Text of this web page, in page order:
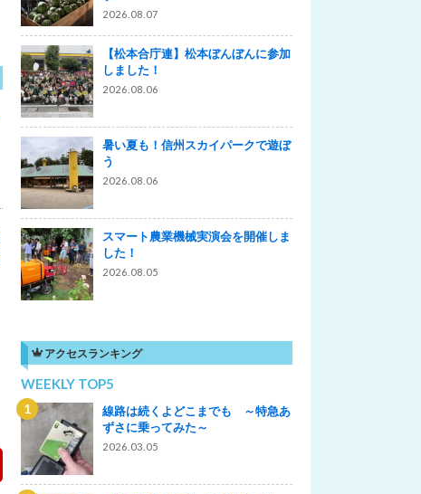
2026.08.07
【松本合庁連】松本ぼんぼんに参加
しました！
2026.08.06
暑い夏も！信州スカイパークで遊ぼ
う
2026.08.06
スマート農業機械実演会を開催しま
した！
2026.08.05
アクセスランキング
WEEKLY TOP5
線路は続くよどこまでも ～特急あ
ずさに乗ってみた～
2026.03.05